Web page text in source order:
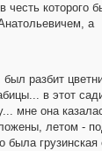
которого
а
был разбит
в этот
мне она
летом -
была